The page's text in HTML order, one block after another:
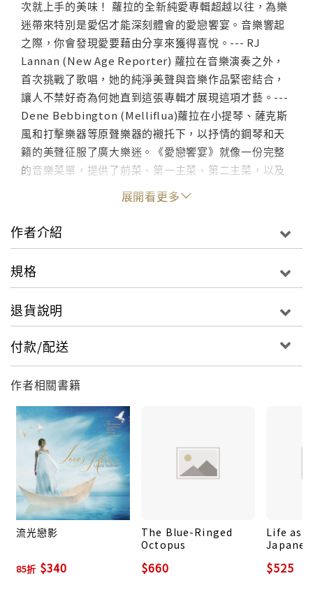
次就上手的美味！ 蘿拉的全新純愛專輯超越以往，為樂
迷帶來特別是愛侶才能深刻體會的愛戀饗宴。音樂響起
之際，你會發現愛要藉由分享來獲得喜悅。--- RJ
Lannan (New Age Reporter) 蘿拉在音樂演奏之外，
首次挑戰了歌唱，她的純淨美聲與音樂作品緊密結合，
讓人不禁好奇為何她直到這張專輯才展現這項才藝。---
Dene Bebbington (Melliflua)蘿拉在小提琴、薩克斯
風和打擊樂器等原聲樂器的襯托下，以抒情的鋼琴和天
籟的美聲征服了廣大樂迷。《愛戀饗宴》就像一份完整
的音樂菜單，提供了前菜、第一主菜、第二主菜，以及
甜點。這張以喜悅及愛情為發想的作品，收錄了蘿拉自
身的創作與5首古典改編樂曲，包括巴哈作品的組曲《巴
哈花束》、以貝多芬《歡樂頌》為靈感來源和改編自
《悲愴》奏鳴曲的《共舞華爾滋》。《神祕微笑》則是
調轉折。此外，《綠袖子》也在蘿拉重新演繹下獲得全
本張專輯獻給我的先生Eric，他是我的摯愛與喜悅的泉
展開看更多
作者介紹
規格
退貨說明
付款/配送
作者相關書籍
流光戀影
85折 $340
The Blue-Ringed
Octopus
$660
Life as
$525